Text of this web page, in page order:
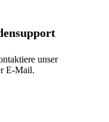
unser
E-Mail.